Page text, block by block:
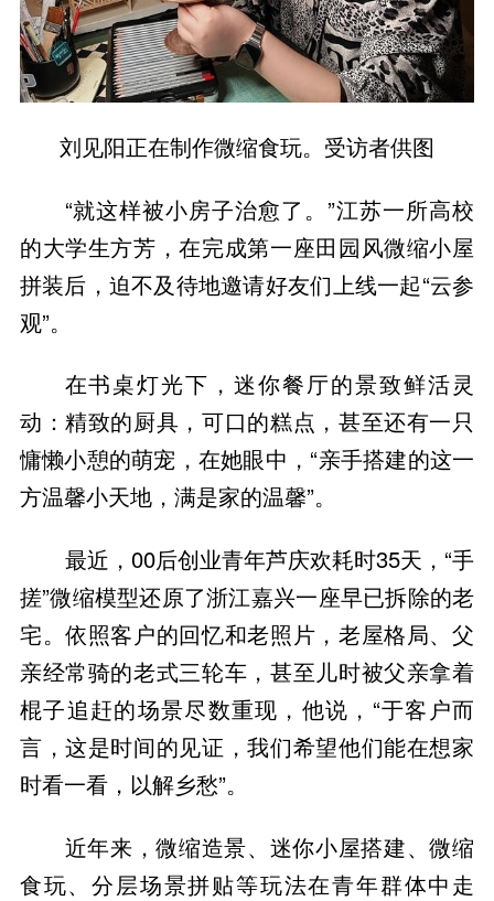
刘见阳正在制作微缩食玩。受访者供图
“就这样被小房子治愈了。”江苏一所高校
的大学生方芳，在完成第一座田园风微缩小屋
拼装后，迫不及待地邀请好友们上线一起“云参
观”。
在书桌灯光下，迷你餐厅的景致鲜活灵
动：精致的厨具，可口的糕点，甚至还有一只
慵懒小憩的萌宠，在她眼中，“亲手搭建的这一
方温馨小天地，满是家的温馨”。
最近，00后创业青年芦庆欢耗时35天，“手
搓”微缩模型还原了浙江嘉兴一座早已拆除的老
宅。依照客户的回忆和老照片，老屋格局、父
亲经常骑的老式三轮车，甚至儿时被父亲拿着
棍子追赶的场景尽数重现，他说，“于客户而
言，这是时间的见证，我们希望他们能在想家
时看一看，以解乡愁”。
近年来，微缩造景、迷你小屋搭建、微缩
食玩、分层场景拼贴等玩法在青年群体中走